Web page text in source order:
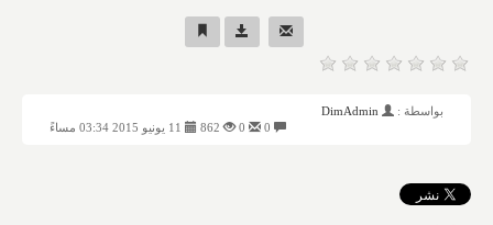
بواسطة :
DimAdmin
862